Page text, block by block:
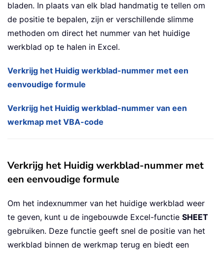
bladen. In plaats van elk blad handmatig te tellen om
de positie te bepalen, zijn er verschillende slimme
methoden om direct het nummer van het huidige
werkblad op te halen in Excel.
Verkrijg het Huidig werkblad-nummer met een
eenvoudige formule
Verkrijg het Huidig werkblad-nummer van een
werkmap met VBA-code
Verkrijg het Huidig werkblad-nummer met
een eenvoudige formule
Om het indexnummer van het huidige werkblad weer
te geven, kunt u de ingebouwde Excel-functie SHEET
gebruiken. Deze functie geeft snel de positie van het
werkblad binnen de werkmap terug en biedt een